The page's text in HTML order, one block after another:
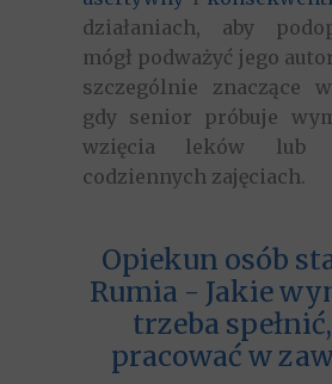
Opiekun osób
Rumia - Jakie
trzeba
pracować w
działaniach, aby
mógł podważyć jego
szczególnie znaczące
gdy senior próbuje
wzięcia leków lub
codziennych zajęciach.